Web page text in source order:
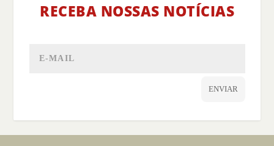
RECEBA NOSSAS NOTÍCIAS
ENVIAR